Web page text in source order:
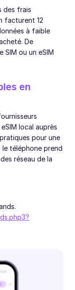
des frais
facturent 12
à faible
De
ou un eSIM
en
local auprès
pour une
téléphone prend
réseau de la